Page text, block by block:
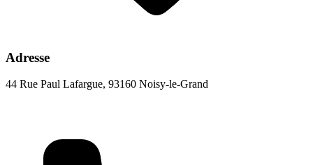
Adresse
44 Rue Paul Lafargue, 93160 Noisy-le-Grand